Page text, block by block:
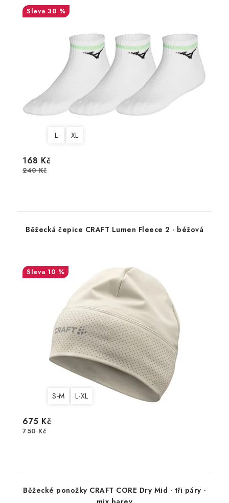
30 %
L XL
168 Kč
240 Kč
Běžecká čepice CRAFT Lumen Fleece 2 - béžová
10 %
S-M L-XL
675 Kč
750 Kč
Běžecké ponožky CRAFT CORE Dry Mid - tři páry -